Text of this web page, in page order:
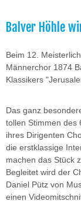
Balver Höhle
Beim 12.
Männerchor 1874
Klassikers
Das ganz
tollen Stimmen des
ihres Dirigenten
die erstklassige
machen das Stück
Begleitet wird der
Daniel Pütz von
einen